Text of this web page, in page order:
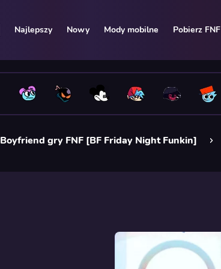
Najlepszy Nowy Mody mobilne Pobierz FNF
Boyfriend gry FNF [BF Friday Night Funkin]